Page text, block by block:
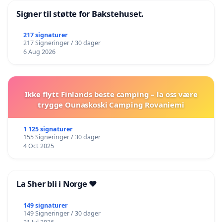
Signer til støtte for Bakstehuset.
217 signaturer
217 Signeringer / 30 dager
6 Aug 2026
Ikke flytt Finlands beste camping – la oss være
trygge Ounaskoski Camping Rovaniemi
1 125 signaturer
155 Signeringer / 30 dager
4 Oct 2025
La Sher bli i Norge ❤️
149 signaturer
149 Signeringer / 30 dager